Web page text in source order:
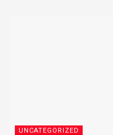
UNCATEGORIZED